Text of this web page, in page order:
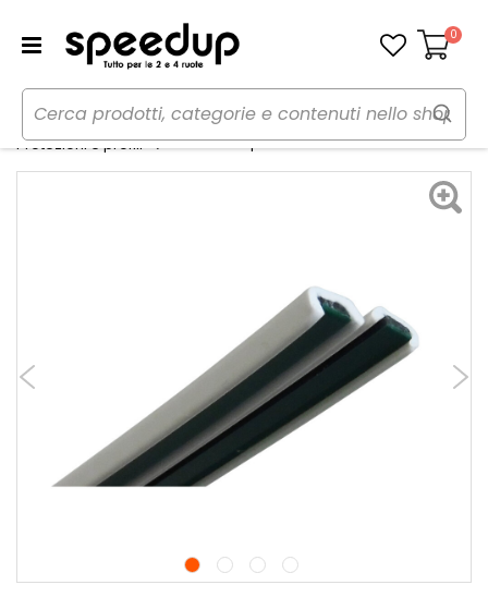
Carrello
0
Home Auto
Tuning esterno e pellicole
Protezioni e profili
Protezioni porta Stik Nano - BBROS